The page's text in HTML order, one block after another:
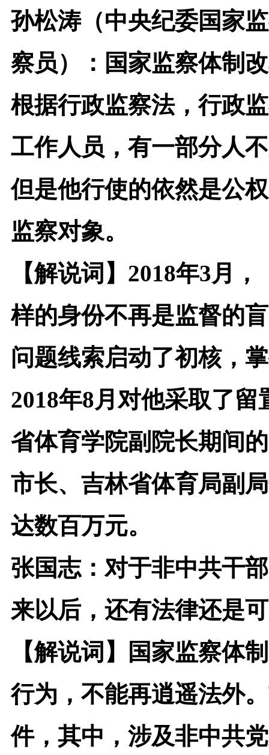
孙松涛（中央纪委国家
察员）： 国家监察体制
根据行政监察法，行政
工作人员，有一部分人
但是他行使的依然是公
监察对象。
【解说词】 2018年3月，
样的身份不再是监督的
问题线索启动了初核，
2018年8月对他采取了
省体育学院副院长期间
市长、吉林省体育局副
达数百万元。
张国志： 对于非中共干
来以后，还有法律还是
【解说词】
国家监察体
行为，不能再逍遥法外
件，其中，涉及非中共